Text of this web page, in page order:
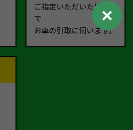
ご指定いただいた場所ま
で
お車の引取に伺います。
✕